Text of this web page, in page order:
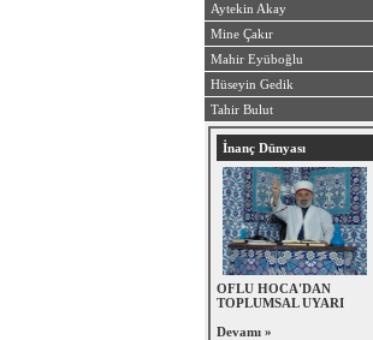
Aytekin Akay
Mine Çakır
Mahir Eyüboğlu
Hüseyin Gedik
Tahir Bulut
İnanç Dünyası
OFLU HOCA'DAN
TOPLUMSAL UYARI
Devamı »